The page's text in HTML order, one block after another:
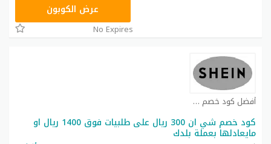
عرض الكوبون
No Expires
أفضل كود خصم شي ان كوبون
كود خصم شي ان 300 ريال على طلبيات فوق 1400 ريال او
مايعادلها بعملة بلدك